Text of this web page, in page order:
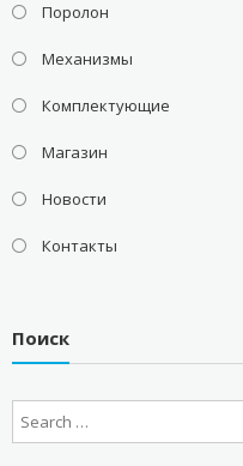
Поролон
Механизмы
Комплектующие
Магазин
Новости
Контакты
Поиск